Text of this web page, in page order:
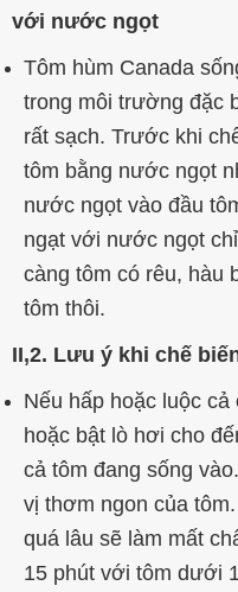
với nước ngọt
Tôm hùm Canada
trong môi trường đặc
rất sạch. Trước khi
tôm bằng nước ngọt
nước ngọt vào đầu
ngạt với nước ngọt
càng tôm có rêu, hàu
tôm thôi.
II,2. Lưu ý khi chế
Nếu hấp hoặc luộc
hoặc bật lò hơi cho
cả tôm đang sống
vị thơm ngon của
quá lâu sẽ làm mất
15 phút với tôm dưới